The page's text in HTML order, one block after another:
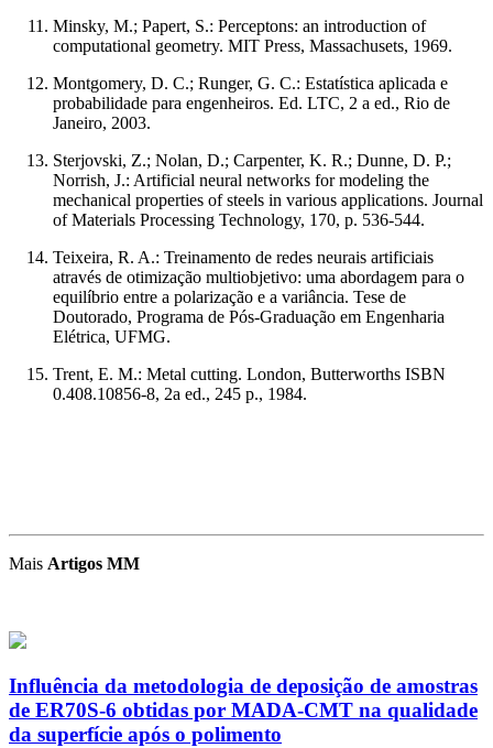
Minsky, M.; Papert, S.: Perceptons: an introduction of
computational geometry. MIT Press, Massachusets, 1969.
Montgomery, D. C.; Runger, G. C.: Estatística aplicada e
probabilidade para engenheiros. Ed. LTC, 2 a ed., Rio de
Janeiro, 2003.
Sterjovski, Z.; Nolan, D.; Carpenter, K. R.; Dunne, D. P.;
Norrish, J.: Artificial neural networks for modeling the
mechanical properties of steels in various applications. Journal
of Materials Processing Technology, 170, p. 536-544.
Teixeira, R. A.: Treinamento de redes neurais artificiais
através de otimização multiobjetivo: uma abordagem para o
equilíbrio entre a polarização e a variância. Tese de
Doutorado, Programa de Pós-Graduação em Engenharia
Elétrica, UFMG.
Trent, E. M.: Metal cutting. London, Butterworths ISBN
0.408.10856-8, 2a ed., 245 p., 1984.
Mais Artigos MM
Influência da metodologia de deposição de amostras
de ER70S-6 obtidas por MADA-CMT na qualidade
da superfície após o polimento